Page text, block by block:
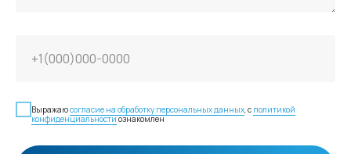
Выражаюсогласие на обработку персональных данных , с политикой
конфиденциальностиознакомлен